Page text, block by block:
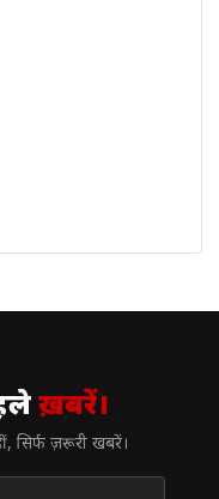
ख़बरें।
सिर्फ ज़रूरी खबरें।